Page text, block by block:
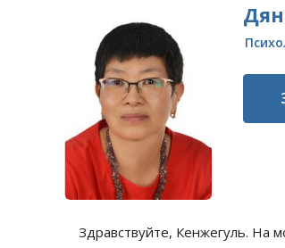
Здравствуйте, Кенжегуль. На